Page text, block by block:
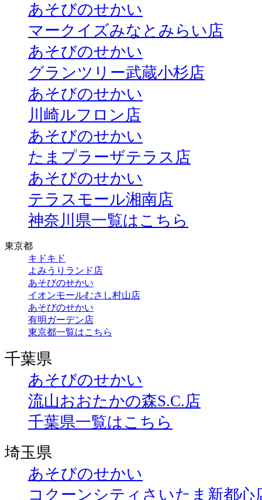
あそびのせかい
マークイズみなとみらい店
あそびのせかい
グランツリー武蔵小杉店
あそびのせかい
川崎ルフロン店
あそびのせかい
たまプラーザテラス店
あそびのせかい
テラスモール湘南店
神奈川県一覧はこちら
東京都
キドキド
よみうりランド店
あそびのせかい
イオンモールむさし村山店
あそびのせかい
有明ガーデン店
東京都一覧はこちら
千葉県
あそびのせかい
流山おおたかの森S.C.店
千葉県一覧はこちら
埼玉県
あそびのせかい
コクーンシティさいたま新都心